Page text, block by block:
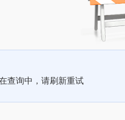
查询中，请刷新重试